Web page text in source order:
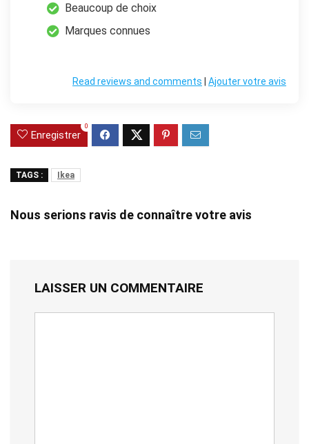
Beaucoup de choix
Marques connues
Ajouter votre avis
Read reviews and comments
Enregistrer
0
TAGS : Ikea
Nous serions ravis de connaître votre avis
LAISSER UN COMMENTAIRE